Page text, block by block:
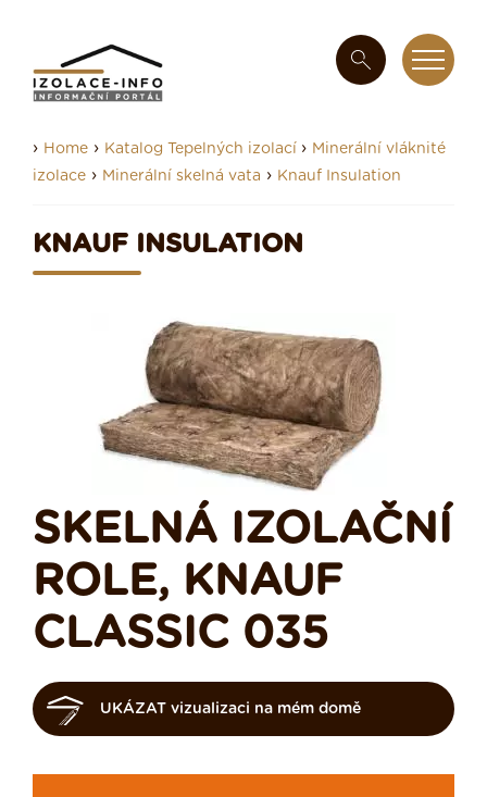
› Home › Katalog Tepelných izolací › Minerální vláknité
izolace › Minerální skelná vata › Knauf Insulation
KNAUF INSULATION
SKELNÁ IZOLAČNÍ
ROLE, KNAUF
CLASSIC 035
UKÁZAT vizualizaci na mém domě